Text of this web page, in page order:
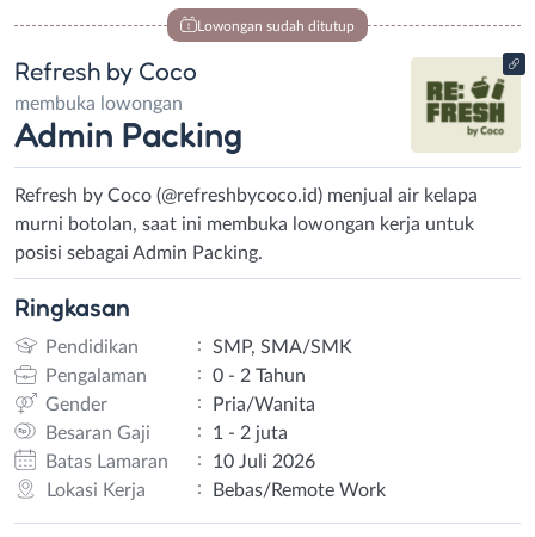
Lowongan sudah ditutup
Refresh by Coco
membuka lowongan
Admin Packing
Refresh by Coco (@refreshbycoco.id) menjual air kelapa
murni botolan, saat ini membuka lowongan kerja untuk
posisi sebagai Admin Packing.
Ringkasan
Pendidikan :
SMP, SMA/SMK
Pengalaman
:
0 - 2 Tahun
Gender
:
Pria/Wanita
Besaran Gaji
:
1 - 2 juta
Batas Lamaran
:
10 Juli 2026
Lokasi Kerja
: Bebas/Remote Work